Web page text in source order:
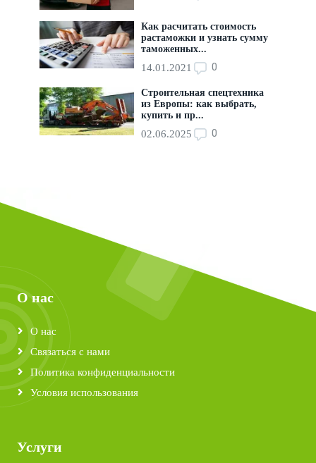
Как расчитать стоимость
растаможки и узнать сумму
таможенных...
14.01.2021 0
Строительная спецтехника
из Европы: как выбрать,
купить и пр...
02.06.2025 0
О нас
О нас
Связаться с нами
Политика конфиденциальности
Условия использования
Услуги